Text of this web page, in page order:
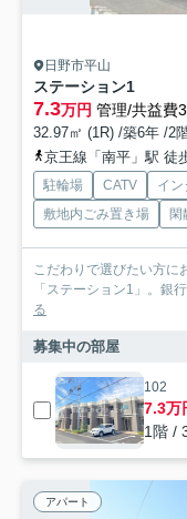
日野市平山
ステーション1
7.3万円 管理/共益費
32.97㎡ (1R) /築6年 /2
京王線「南平」駅 徒
駐輪場 CATV イ
敷地内ごみ置き場
閑
こだわりで選びたい方に
「ステーション1」。銀
る
募集中の部屋
102
7.3万
1階 /
アパート